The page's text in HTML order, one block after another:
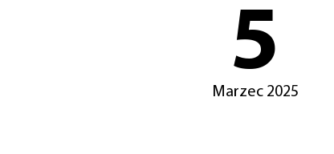
5
Marzec 2025